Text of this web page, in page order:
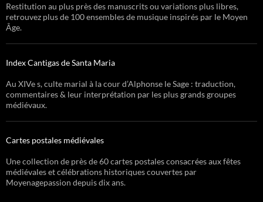
Restitution au plus près des manuscrits ou variations plus libres,
retrouvez plus de 100 ensembles de musique inspirés par le Moyen
Âge.
Index Cantigas de Santa Maria
Au XIVe s, culte marial à la cour d’Alphonse le Sage : traduction,
commentaires & leur interprétation par les plus grands groupes
médiévaux.
Cartes postales médiévales
Une collection de près de 60 cartes postales consacrées aux fêtes
médiévales et célébrations historiques couvertes par
Moyenagepassion depuis dix ans.